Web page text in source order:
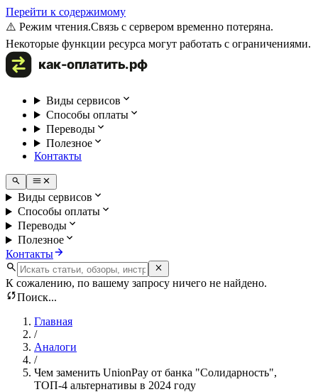
Перейти к содержимому
⚠️ Режим чтения.Связь с сервером временно потеряна.
Некоторые функции ресурса могут работать с ограничениями.
Виды сервисов
Способы оплаты
Переводы
Полезное
Контакты
Виды сервисов
Способы оплаты
Переводы
Полезное
Контакты
К сожалению, по вашему запросу ничего не найдено.
Поиск...
Главная
/
Аналоги
/
Чем заменить UnionPay от банка "Солидарность",
ТОП-4 альтернативы в 2024 году